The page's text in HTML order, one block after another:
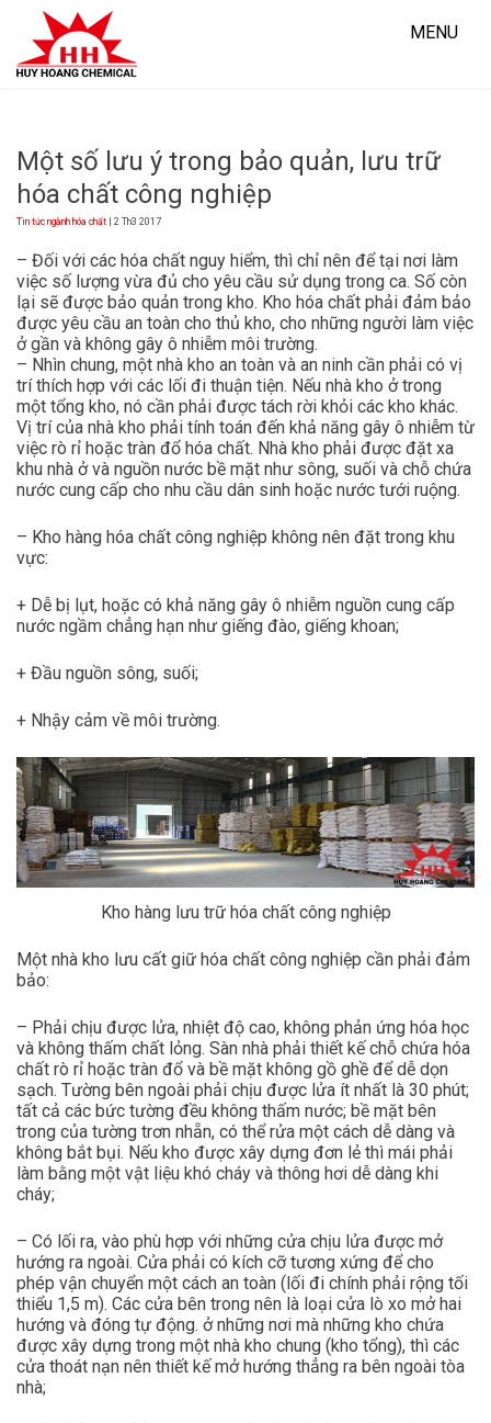
content
MENU
Một số lưu ý trong bảo quản, lưu trữ
hóa chất công nghiệp
Tin tức ngành hóa chất | 2 Th3 2017
– Đối với các hóa chất nguy hiểm, thì chỉ nên để tại nơi làm
việc số lượng vừa đủ cho yêu cầu sử dụng trong ca. Số còn
lại sẽ được bảo quản trong kho. Kho hóa chất phải đảm bảo
được yêu cầu an toàn cho thủ kho, cho những người làm việc
ở gần và không gây ô nhiễm môi trường.
– Nhìn chung, một nhà kho an toàn và an ninh cần phải có vị
trí thích hợp với các lối đi thuận tiện. Nếu nhà kho ở trong
một tổng kho, nó cần phải được tách rời khỏi các kho khác.
Vị trí của nhà kho phải tính toán đến khả năng gây ô nhiễm từ
việc rò rỉ hoặc tràn đổ hóa chất. Nhà kho phải được đặt xa
khu nhà ở và nguồn nước bề mặt như sông, suối và chỗ chứa
nước cung cấp cho nhu cầu dân sinh hoặc nước tưới ruộng.
– Kho hàng hóa chất công nghiệp không nên đặt trong khu
vực:
+ Dễ bị lụt, hoặc có khả năng gây ô nhiễm nguồn cung cấp
nước ngầm chẳng hạn như giếng đào, giếng khoan;
+ Đầu nguồn sông, suối;
+ Nhậy cảm về môi trường.
Kho hàng lưu trữ hóa chất công nghiệp
Một nhà kho lưu cất giữ hóa chất công nghiệp cần phải đảm
bảo:
– Phải chịu được lửa, nhiệt độ cao, không phản ứng hóa học
và không thấm chất lỏng. Sàn nhà phải thiết kế chỗ chứa hóa
chất rò rỉ hoặc tràn đổ và bề mặt không gồ ghề để dễ dọn
sạch. Tường bên ngoài phải chịu được lửa ít nhất là 30 phút;
tất cả các bức tường đều không thấm nước; bề mặt bên
trong của tường trơn nhẵn, có thể rửa một cách dễ dàng và
không bắt bụi. Nếu kho được xây dựng đơn lẻ thì mái phải
làm bằng một vật liệu khó cháy và thông hơi dễ dàng khi
cháy;
– Có lối ra, vào phù hợp với những cửa chịu lửa được mở
hướng ra ngoài. Cửa phải có kích cỡ tương xứng để cho
phép vận chuyển một cách an toàn (lối đi chính phải rộng tối
thiểu 1,5 m). Các cửa bên trong nên là loại cửa lò xo mở hai
hướng và đóng tự động. ở những nơi mà những kho chứa
được xây dựng trong một nhà kho chung (kho tổng), thì các
cửa thoát nạn nên thiết kế mở hướng thẳng ra bên ngoài tòa
nhà;